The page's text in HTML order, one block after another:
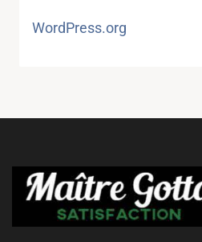
WordPress.org